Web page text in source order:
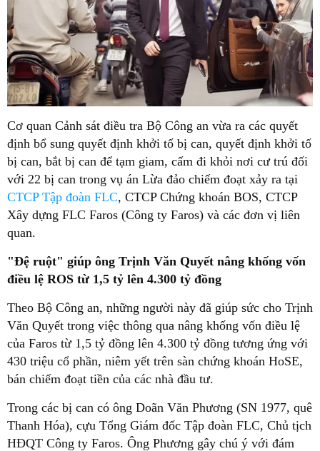
Cơ quan Cảnh sát điều tra Bộ Công an vừa ra các quyết
định bổ sung quyết định khởi tố bị can, quyết định khởi tố
bị can, bắt bị can để tạm giam, cấm đi khỏi nơi cư trú đối
với 22 bị can trong vụ án Lừa đảo chiếm đoạt xảy ra tại
CTCP Tập đoàn FLC, CTCP Chứng khoán BOS, CTCP
Xây dựng FLC Faros (Công ty Faros) và các đơn vị liên
quan.
"Đệ ruột" giúp ông Trịnh Văn Quyết nâng khống vốn
điều lệ ROS từ 1,5 tỷ lên 4.300 tỷ đồng
Theo Bộ Công an, những người này đã giúp sức cho Trịnh
Văn Quyết trong việc thông qua nâng khống vốn điều lệ
của Faros từ 1,5 tỷ đồng lên 4.300 tỷ đồng tương ứng với
430 triệu cổ phần, niêm yết trên sàn chứng khoán HoSE,
bán chiếm đoạt tiền của các nhà đầu tư.
Trong các bị can có ông Doãn Văn Phương (SN 1977, quê
Thanh Hóa), cựu Tổng Giám đốc Tập đoàn FLC, Chủ tịch
HĐQT Công ty Faros. Ông Phương gây chú ý với đám